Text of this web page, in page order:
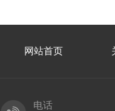
网站首页
电话